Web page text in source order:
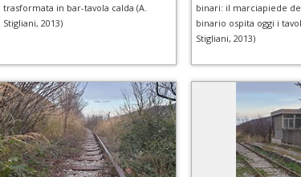
trasformata in bar-tavola calda (A.
Stigliani, 2013)
binari: il marciapiede
binario ospita oggi i
Stigliani, 2013)